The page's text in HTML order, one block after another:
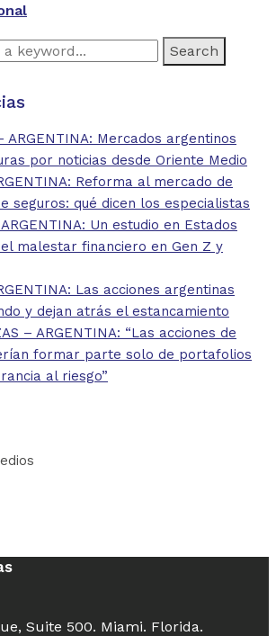
ARGENTINA: Mercados argentinos
por noticias desde Oriente Medio
Reforma al mercado de
seguros: qué dicen los especialistas
ARGENTINA: Un estudio en Estados
malestar financiero en Gen Z y
Las acciones argentinas
y dejan atrás el estancamiento
– ARGENTINA: “Las acciones de
formar parte solo de portafolios
al riesgo”
Suite 500. Miami. Florida.